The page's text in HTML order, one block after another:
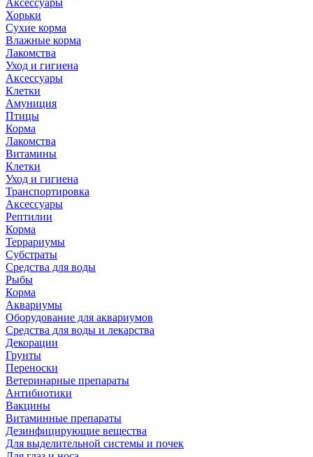
Аксессуары
Хорьки
Сухие корма
Влажные корма
Лакомства
Уход и гигиена
Аксессуары
Клетки
Амуниция
Птицы
Корма
Лакомства
Витамины
Клетки
Уход и гигиена
Транспортировка
Аксессуары
Рептилии
Корма
Террариумы
Субстраты
Средства для воды
Рыбы
Корма
Аквариумы
Оборудование для аквариумов
Средства для воды и лекарства
Декорации
Грунты
Переноски
Ветеринарные препараты
Антибиотики
Вакцины
Витаминные препараты
Дезинфицирующие вещества
Для выделительной системы и почек